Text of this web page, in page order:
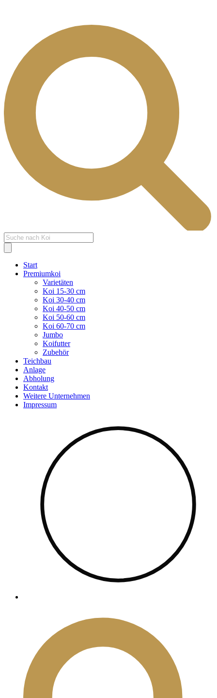
Products
search
Start
Premiumkoi
Varietäten
Koi 15-30 cm
Koi 30-40 cm
Koi 40-50 cm
Koi 50-60 cm
Koi 60-70 cm
Jumbo
Koifutter
Zubehör
Teichbau
Anlage
Abholung
Kontakt
Weitere Unternehmen
Impressum